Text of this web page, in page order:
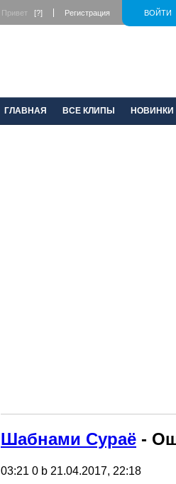
ВОЙТИ
Привет [?] Регистрация
ГЛАВНАЯ ВСЕ КЛИПЫ НОВИНКИ
Шабнами Сураё -
03:21 0 b 21.04.2017, 22:18